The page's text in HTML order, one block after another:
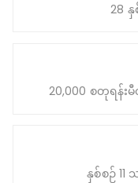
28
20,000 စတုရန်
နှစ်စဉ်